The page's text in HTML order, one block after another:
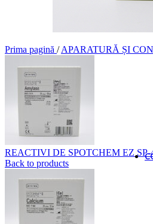
Prima pagină / APARATURĂ ȘI
REACTIVI DE SPOTCHEM EZ
Back to products